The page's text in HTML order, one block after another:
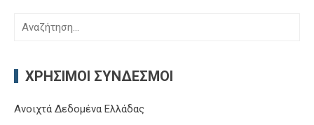
Αναζήτηση
ΧΡΉΣΙΜΟΙ ΣΎΝΔΕΣΜΟΙ
Ανοιχτά Δεδομένα Ελλάδας